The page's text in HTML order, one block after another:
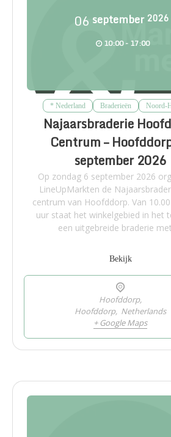
06 september 2026
10:00 - 17:00
* Nederland Braderieën Noord-
Najaarsbraderie
Centrum –
september 2026
Op zondag 6 september 2026
LineUpMarkten de
centrum van Hoofddorp. Van
uur staat het winkelgebied in het
een uitgebreide braderie
Bekijk
Hoofddorp,
Hoofddorp, Netherlands
+ Google Maps